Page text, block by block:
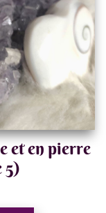
et en pierre
5)